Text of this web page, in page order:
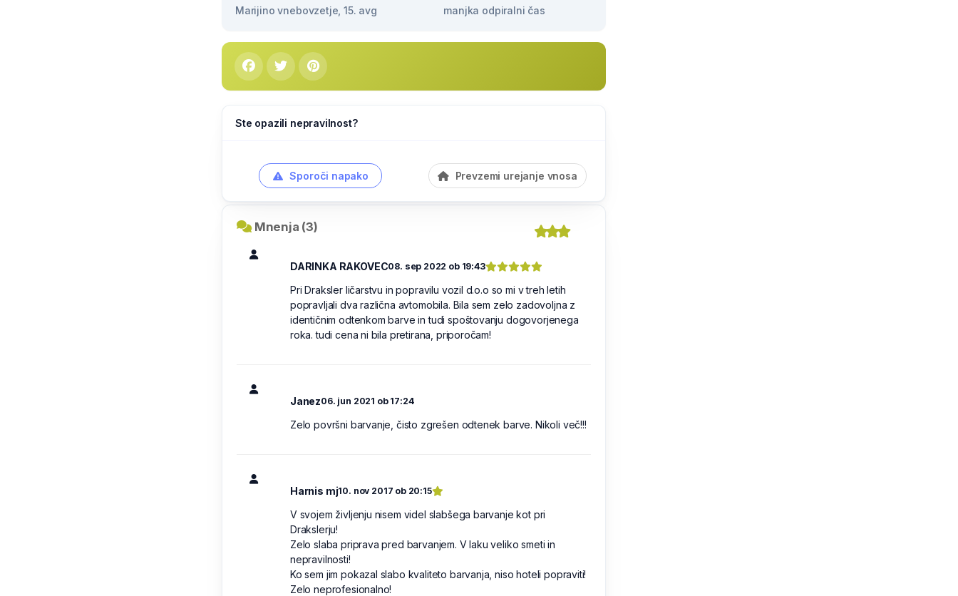
Marijino vnebovzetje, 15. avg manjka odpiralni čas
Ste opazili nepravilnost?
Sporoči napako Prevzemi urejanje vnosa
Mnenja (3)
DARINKA RAKOVEC08. sep 2022 ob 19:43
Pri Draksler ličarstvu in popravilu vozil d.o.o so mi v treh letih
popravljali dva različna avtomobila. Bila sem zelo zadovoljna z
identičnim odtenkom barve in tudi spoštovanju dogovorjenega
roka. tudi cena ni bila pretirana, priporočam!
Janez06. jun 2021 ob 17:24
Zelo površni barvanje, čisto zgrešen odtenek barve. Nikoli več!!!
Harnis mj10. nov 2017 ob 20:15
V svojem življenju nisem videl slabšega barvanje kot pri
Drakslerju!
Zelo slaba priprava pred barvanjem. V laku veliko smeti in
nepravilnosti!
Ko sem jim pokazal slabo kvaliteto barvanja, niso hoteli popraviti!
Zelo neprofesionalno!